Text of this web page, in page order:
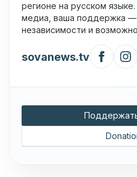
регионе на русском
медиа, ваша поддержка —
независимости и
sovanews.tv